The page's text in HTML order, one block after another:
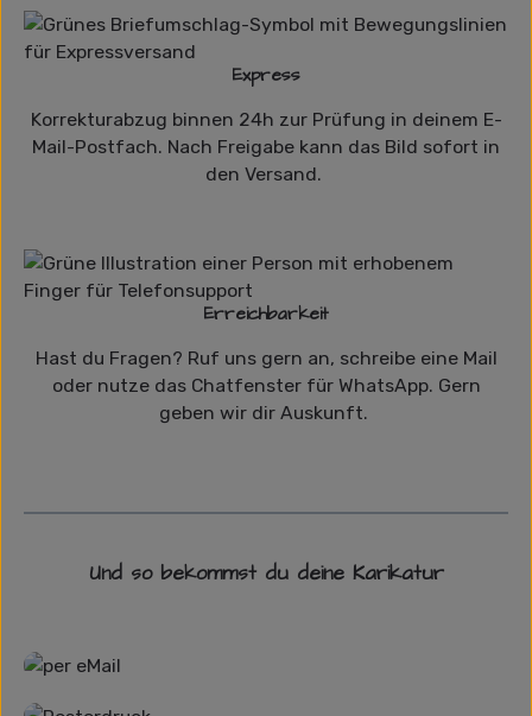
Express
Korrekturabzug binnen 24h zur Prüfung in deinem E-
Mail-Postfach. Nach Freigabe kann das Bild sofort in
den Versand.
Erreichbarkeit
Hast du Fragen? Ruf uns gern an, schreibe eine Mail
oder nutze das Chatfenster für WhatsApp. Gern
geben wir dir Auskunft.
Und so bekommst du deine Karikatur